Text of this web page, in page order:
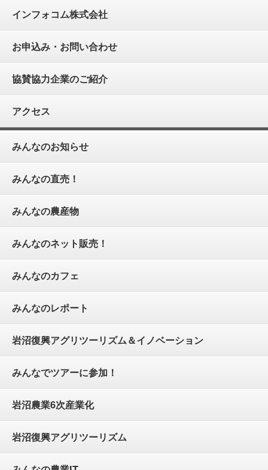
インフォコム株式会社
お申込み・お問い合わせ
協賛協力企業のご紹介
アクセス
みんなのお知らせ
みんなの直売！
みんなの農産物
みんなのネット販売！
みんなのカフェ
みんなのレポート
岩沼復興アグリツーリズム＆イノベーション
みんなでツアーに参加！
岩沼農業6次産業化
岩沼復興アグリツーリズム